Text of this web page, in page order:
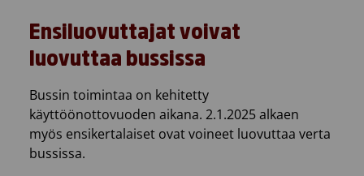
Ensiluovuttajat voivat
luovuttaa bussissa
Bussin toimintaa on kehitetty
käyttöönottovuoden aikana. 2.1.2025 alkaen
myös ensikertalaiset ovat voineet luovuttaa verta
bussissa.